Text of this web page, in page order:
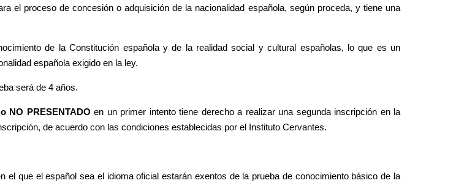
el proceso de concesión o adquisición de la nacionalidad española, según proceda, y tiene una
de la Constitución española y de la realidad social y cultural españolas, lo que es un
española exigido en la ley.
será de 4 años.
NO PRESENTADO en un primer intento tiene derecho a realizar una segunda inscripción en la
de acuerdo con las condiciones establecidas por el Instituto Cervantes.
el que el español sea el idioma oficial estarán exentos de la prueba de conocimiento básico de la